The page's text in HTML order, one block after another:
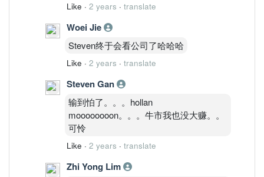
Like · 2 years · translate
Woei Jie
Steven终于会看公司了哈哈哈
Like · 2 years · translate
Steven Gan
输到怕了。。。hollan
moooooooon。。。牛市我也没大赚。。
可怜
Like · 2 years · translate
Zhi Yong Lim